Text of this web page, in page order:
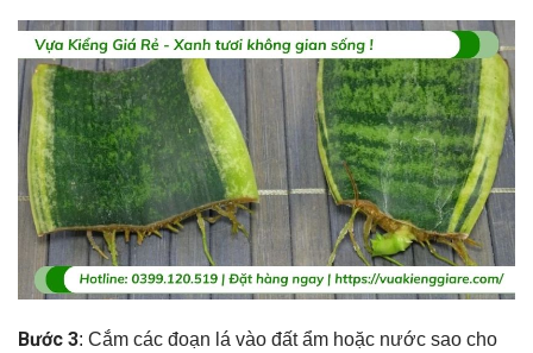
Bước 3: Cắm các đoạn lá vào đất ẩm hoặc nước sao cho